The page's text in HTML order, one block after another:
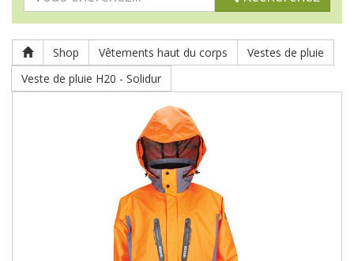
Shop Vêtements haut du corps
Vestes de pluie
Veste de pluie H20 - Solidur